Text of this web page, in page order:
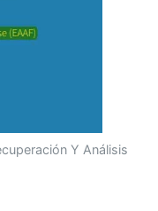
Y Análisis